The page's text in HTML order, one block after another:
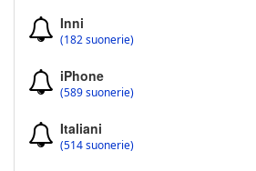
Inni
(182 suonerie)
iPhone
(589 suonerie)
Italiani
(514 suonerie)